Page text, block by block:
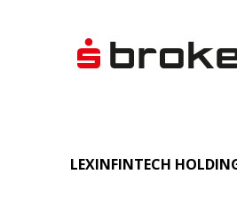
LEXINFINTECH